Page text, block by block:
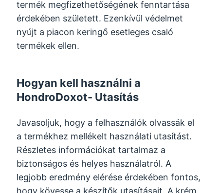
termék megfizethetőségének fenntartása
érdekében született. Ezenkívül védelmet
nyújt a piacon keringő esetleges csaló
termékek ellen.
Hogyan kell használni a
HondroDoxot- Utasítás
Javasoljuk, hogy a felhasználók olvassák el
a termékhez mellékelt használati utasítást.
Részletes információkat tartalmaz a
biztonságos és helyes használatról. A
legjobb eredmény elérése érdekében fontos,
hogy kövesse a készítők utasításait. A krém